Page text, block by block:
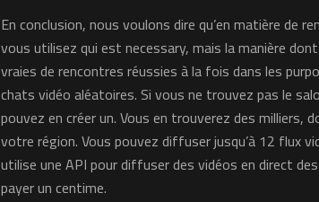
En conclusion, nous voulons dire qu’en matière de
vous utilisez qui est necessary, mais la manière
vraies de rencontres réussies à la fois dans les
chats vidéo aléatoires. Si vous ne trouvez pas le
pouvez en créer un. Vous en trouverez des milliers,
votre région. Vous pouvez diffuser jusqu’à 12 flux
utilise une API pour diffuser des vidéos en direct
payer un centime.